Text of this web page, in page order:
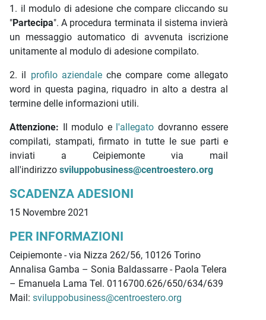
1. il modulo di adesione che compare cliccando su
"Partecipa". A procedura terminata il sistema invierà
un messaggio automatico di avvenuta iscrizione
unitamente al modulo di adesione compilato.
2. il profilo aziendaleche compare come allegato
word in questa pagina, riquadro in alto a destra al
termine delle informazioni utili.
Attenzione: Il modulo e l'allegato dovranno essere
compilati, stampati, firmato in tutte le sue parti e
inviati a Ceipiemonte via mail
all'indirizzo sviluppobusiness@centroestero.org
SCADENZA ADESIONI
15 Novembre 2021
PER INFORMAZIONI
Ceipiemonte - via Nizza 262/56, 10126 Torino
Annalisa Gamba – Sonia Baldassarre - Paola Telera
– Emanuela Lama Tel. 0116700.626/650/634/639
Mail: sviluppobusiness@centroestero.org